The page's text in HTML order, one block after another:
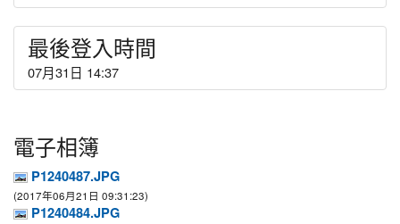
最後登入時間
07月31日 14:37
電子相簿
P1240487.JPG
(2017年06月21日 09:31:23)
P1240484.JPG